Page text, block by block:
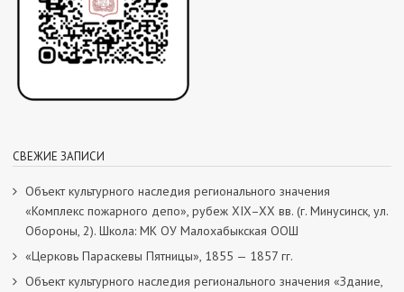
СВЕЖИЕ ЗАПИСИ
Объект культурного наследия регионального значения
«Комплекс пожарного депо», рубеж XIX–XX вв. (г. Минусинск, ул.
Обороны, 2). Школа: МК ОУ Малохабыкская ООШ
«Церковь Параскевы Пятницы», 1855 — 1857 гг.
Объект культурного наследия регионального значения «Здание,